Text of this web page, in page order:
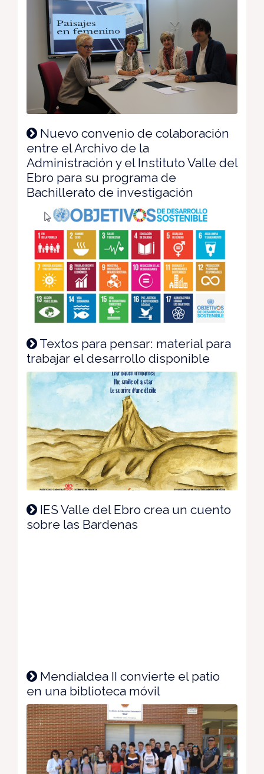
Nuevo convenio de colaboración
entre el Archivo de la
Administración y el Instituto Valle del
Ebro para su programa de
Bachillerato de investigación
Textos para pensar: material para
trabajar el desarrollo disponible
IES Valle del Ebro crea un cuento
sobre las Bardenas
Mendialdea II convierte el patio
en una biblioteca móvil